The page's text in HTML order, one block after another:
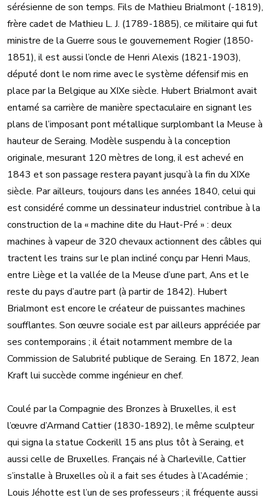
sérésienne de son temps. Fils de Mathieu Brialmont (-1819),
frère cadet de Mathieu L. J. (1789-1885), ce militaire qui fut
ministre de la Guerre sous le gouvernement Rogier (1850-
1851), il est aussi l’oncle de Henri Alexis (1821-1903),
député dont le nom rime avec le système défensif mis en
place par la Belgique au XIXe siècle. Hubert Brialmont avait
entamé sa carrière de manière spectaculaire en signant les
plans de l’imposant pont métallique surplombant la Meuse à
hauteur de Seraing. Modèle suspendu à la conception
originale, mesurant 120 mètres de long, il est achevé en
1843 et son passage restera payant jusqu’à la fin du XIXe
siècle. Par ailleurs, toujours dans les années 1840, celui qui
est considéré comme un dessinateur industriel contribue à la
construction de la « machine dite du Haut-Pré » : deux
machines à vapeur de 320 chevaux actionnent des câbles qui
tractent les trains sur le plan incliné conçu par Henri Maus,
entre Liège et la vallée de la Meuse d’une part, Ans et le
reste du pays d’autre part (à partir de 1842). Hubert
Brialmont est encore le créateur de puissantes machines
soufflantes. Son œuvre sociale est par ailleurs appréciée par
ses contemporains ; il était notamment membre de la
Commission de Salubrité publique de Seraing. En 1872, Jean
Kraft lui succède comme ingénieur en chef.
Coulé par la Compagnie des Bronzes à Bruxelles, il est
l’œuvre d’Armand Cattier (1830-1892), le même sculpteur
qui signa la statue Cockerill 15 ans plus tôt à Seraing, et
aussi celle de Bruxelles. Français né à Charleville, Cattier
s’installe à Bruxelles où il a fait ses études à l’Académie ;
Louis Jéhotte est l’un de ses professeurs ; il fréquente aussi